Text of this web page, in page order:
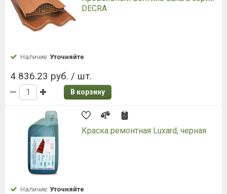
DECRA
Наличие: Уточняйте
4 836.23 руб. / шт.
В корзину
Краска ремонтная Luxard, черная
Наличие: Уточняйте